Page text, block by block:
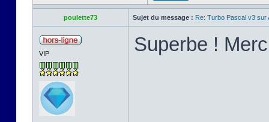
poulette73 Sujet du message : Re: Turbo Pascal v3 sur
VIP Superbe !